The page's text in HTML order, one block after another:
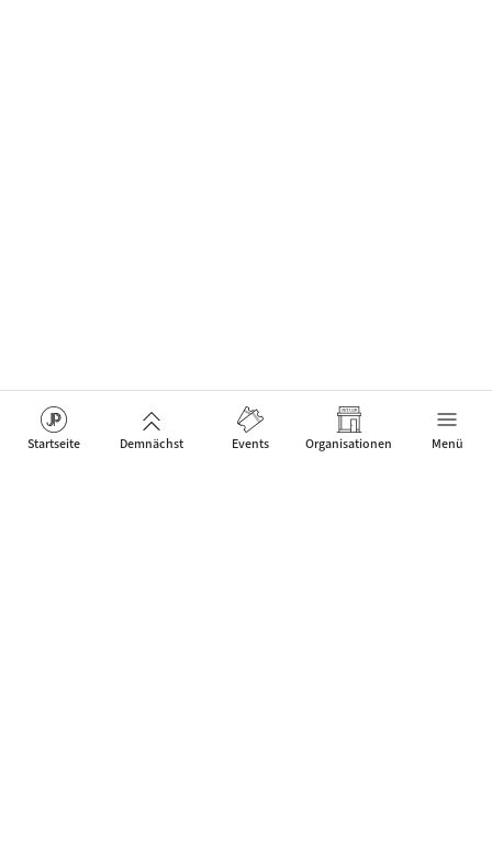
Startseite Demnächst Events Organisationen Menü